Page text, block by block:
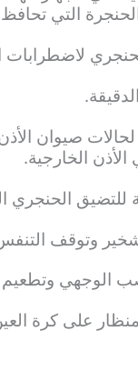
التي
لحالات صيوان
الخارجية.
للتضيق الحنجري
وتوقف التنفس
الوجهي
على كرة